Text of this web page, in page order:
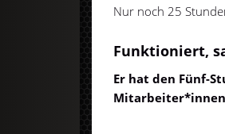
Nur noch 25
Funktioniert,
Er hat den Fünf-